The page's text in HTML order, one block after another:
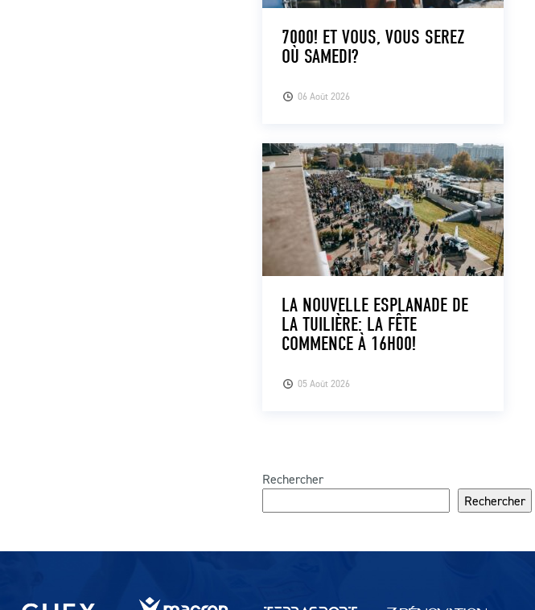
06 Août 2026
7000! ET VOUS, VOUS SEREZ
OÙ SAMEDI?
05 Août 2026
LA NOUVELLE ESPLANADE DE
LA TUILIÈRE: LA FÊTE
COMMENCE À 16H00!
Rechercher
Rechercher